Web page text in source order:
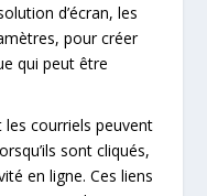
d’écran, les
pour créer
qui peut être
les courriels peuvent
sont cliqués,
en ligne. Ces liens